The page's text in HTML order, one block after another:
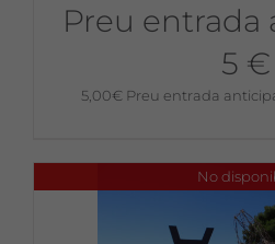
Preu entrada
5 €
5,00€ Preu entrada
No